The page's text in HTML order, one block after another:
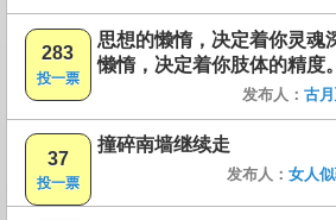
283
投一票
思想的懒惰，决定着你灵魂
懒惰，决定着你肢体的精度。
发布人： 古
37
投一票
撞碎南墙继续走
发布人： 女人